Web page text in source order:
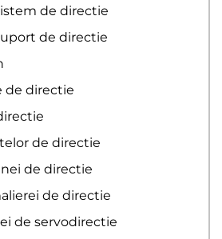
de directie
de directie
de directie
de directie
de directie
de directie
de servodirectie